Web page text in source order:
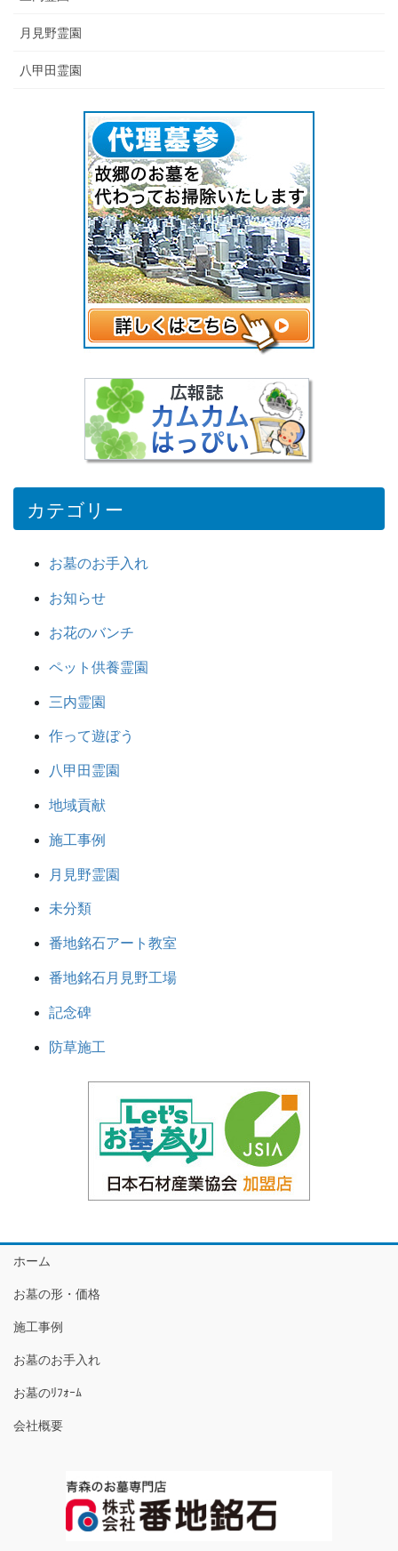
月見野霊園
八甲田霊園
カテゴリー
お墓のお手入れ
お知らせ
お花のバンチ
ペット供養霊園
三内霊園
作って遊ぼう
八甲田霊園
地域貢献
施工事例
月見野霊園
未分類
番地銘石アート教室
番地銘石月見野工場
記念碑
防草施工
ホーム
お墓の形・価格
施工事例
お墓のお手入れ
お墓のﾘﾌｫｰﾑ
会社概要